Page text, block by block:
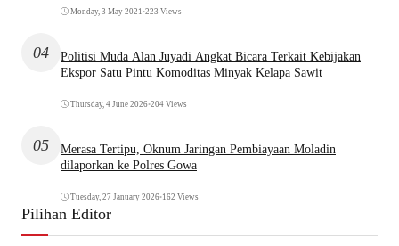
Monday, 3 May 2021 •223 Views
04
Politisi Muda Alan Juyadi Angkat Bicara Terkait Kebijakan
Ekspor Satu Pintu Komoditas Minyak Kelapa Sawit
Thursday, 4 June 2026•204 Views
05
Merasa Tertipu, Oknum Jaringan Pembiayaan Moladin
dilaporkan ke Polres Gowa
Tuesday, 27 January 2026•162 Views
Pilihan Editor